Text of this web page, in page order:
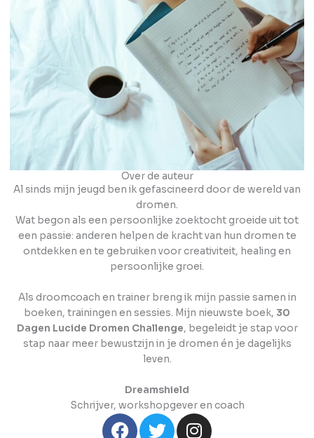
Over de auteur
Al sinds mijn jeugd ben ik gefascineerd door de wereld van
dromen.
Wat begon als een persoonlijke zoektocht groeide uit tot
een passie: anderen helpen de kracht van hun dromen te
ontdekken en te gebruiken voor creativiteit, healing en
persoonlijke groei.
Als droomcoach en trainer breng ik mijn passie samen in
boeken, trainingen en sessies. Mijn nieuwste boek, 30
Dagen Lucide Dromen Challenge, begeleidt je stap voor
stap naar meer bewustzijn in je dromen én je dagelijks
leven.
Dreamshield
Schrijver, workshopgever en coach
F
T
I